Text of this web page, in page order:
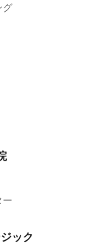
グ
ー
ック